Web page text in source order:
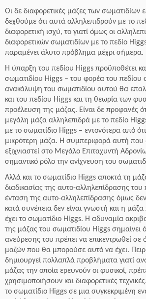
Οι δε διαφορετικές μάζες των σωματιδίων
δεχθούμε ότι αυτά αλληλεπιδρούν με το
διαφορετική ισχύ, το γιατί όμως οι
διαφορετικών σωματιδίων με το πεδίο Higgs
παραμένει άλυτο πρόβλημα μέχρι σήμερα.
Η ύπαρξη του πεδίου Higgs προϋποθέτει
σωματιδίου Higgs – του φορέα του πεδίου
ανακάλυψη του σωματιδίου αυτού θα
και του πεδίου Higgs και τη θεωρία των
προέλευση της μάζας. Είναι δε προφανές
μεγάλη μάζα αλληλεπιδρά με το πεδίο
με το σωματίδιο Higgs – εντονότερα από
μικρότερη μάζα. Η συμπεριφορά αυτή που
εξιχνιαστεί στο Μεγάλο Επιταχυντή
σημαντικό ρόλο την ανίχνευση του
Αλλά και το σωματίδιο Higgs αποκτά τη
διαδικασίας της αυτο-αλληλεπίδρασης του
ένταση της αυτο-αλληλεπίδρασης όμως δεν
κατά συνέπεια δεν είναι γνωστή και η
έχει το σωματίδιο Higgs. Η αδυναμία
της μάζας του σωματιδίου Higgs σημαίνει
ανεύρεσης του πρέπει να επικεντρωθεί σε
μαζών που θα μπορούσε αυτό να έχει.
δημιουργεί πολλαπλά προβλήματα γιατί
μάζας την οποία ερευνούν οι φυσικοί,
χρησιμοποιήσουν και διαφορετικές
το σωματίδιο Higgs σε μια συγκεκριμένη